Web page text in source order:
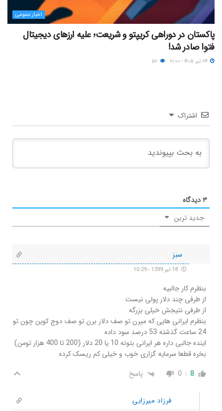
اخبار عمومی
پاکستان در دوراهی کریپتو و شریعت؛ علیه ارزهای دیجیتال
فتوا صادر شد!
اشتراک
۳دیدگاه
جدید ترین
سبز
بنظرم کار جالبیه
از طرفی چند دلار پولی نیست
از طرفی نتیجش خیلی بزرگه
بنظرم ایرانی هایی که میرن تو صف دلار برن تو صف دوج کوین چون تو
24 ساعت گذشته 53 درصد سود داده
اینده جالبی داره هر ایرانی بتونه 10 یا 20 دلار (200 تا 400 هزار تومن)
بخره قطعا سرمایه گزاری خوب و خیلی کم ریسک کرده
8
0 پاسخ
فرزاد میرزایی